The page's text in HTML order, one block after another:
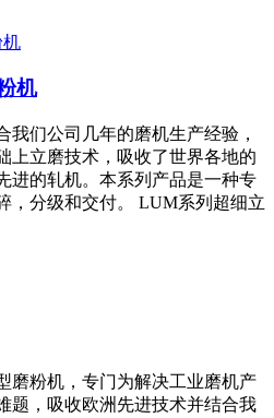
机
我们公司几年的磨机生产经验，
上立磨技术，吸收了世界各地的
进的轧机。本系列产品是一种专
，分级和交付。 LUM系列超细立
磨粉机，专门为解决工业磨机产
题，吸收欧洲先进技术并结合我